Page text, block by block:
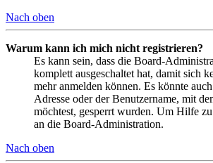
Nach oben
Warum kann ich mich nicht registrieren?
Es kann sein, dass die Board-
komplett ausgeschaltet hat, damit sich
mehr anmelden können. Es könnte
Adresse oder der Benutzername, mit
möchtest, gesperrt wurden. Um Hilfe
an die Board-Administration.
Nach oben